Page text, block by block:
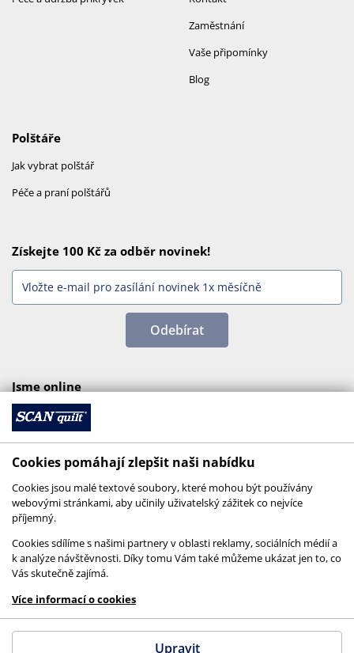
Zaměstnání
Vaše připomínky
Blog
Polštáře
Jak vybrat polštář
Péče a praní polštářů
Získejte 100 Kč za odběr novinek!
Odebírat
Jsme online
© 2026 SCANquilt - všechna práva vyhrazena
This site is protected by reCAPTCHA and the
GooglePrivacy PolicyandTerms of Serviceapply.
Cookies pomáhají zlepšit naši nabídku
Cookies jsou malé textové soubory, které mohou být používány
webovými stránkami, aby učinily uživatelský zážitek co nejvíce
příjemný.
Cookies sdílíme s našimi partnery v oblasti reklamy, sociálních médií a
k analýze návštěvnosti. Díky tomu Vám také můžeme ukázat jen to, co
Vás skutečně zajímá.
Více informací o cookies
Upravit